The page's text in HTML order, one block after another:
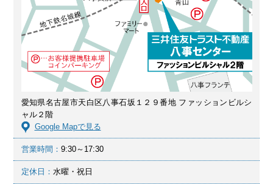
愛知県名古屋市天白区八事石坂１２９番地 ファッションビルシ
ャル２階
Google Mapで見る
営業時間： 9:30～17:30
定休日： 水曜・祝日